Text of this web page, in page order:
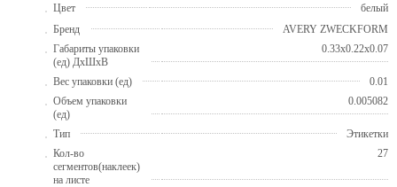
Цвет
белый
Бренд
AVERY ZWECKFORM
Габариты упаковки
(ед) ДхШхВ
0.33x0.22x0.07
Вес упаковки (ед)
0.01
Объем упаковки
(ед)
0.005082
Тип
Этикетки
Кол-во
сегментов(наклеек)
на листе
27